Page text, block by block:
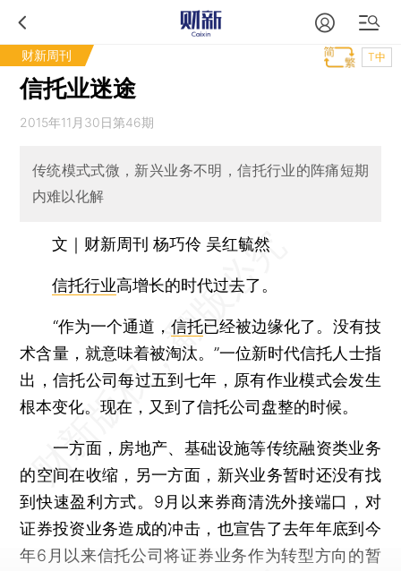
财新周刊 T中
信托业迷途
2015年11月30日第46期
传统模式式微，新兴业务不明，信托行业的阵痛短期
内难以化解
文｜财新周刊 杨巧伶 吴红毓然
信托行业高增长的时代过去了。
“作为一个通道， 信托已经被边缘化了。没有技
术含量，就意味着被淘汰。”一位新时代信托人士指
出，信托公司每过五到七年，原有作业模式会发生
根本变化。现在，又到了信托公司盘整的时候。
一方面，房地产、基础设施等传统融资类业务
的空间在收缩，另一方面，新兴业务暂时还没有找
到快速盈利方式。9月以来券商清洗外接端口，对
证券投资业务造成的冲击，也宣告了去年年底到今
年6月以来信托公司将证券业务作为转型方向的暂